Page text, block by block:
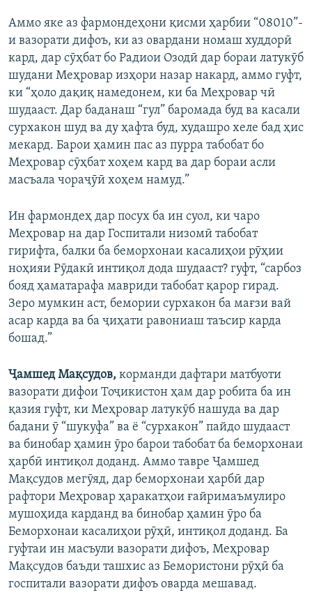
Аммо яке аз фармондеҳони қисми ҳарбии “08010”-
и вазорати дифоъ, ки аз овардани номаш худдорӣ
кард, дар сӯҳбат бо Радиои Озодӣ дар бораи латукӯб
шудани Меҳровар изҳори назар накард, аммо гуфт,
ки “ҳоло дақиқ намедонем, ки ба Меҳровар чӣ
шудааст. Дар баданаш “гул” баромада буд ва касали
сурхакон шуд ва ду ҳафта буд, худашро хеле бад ҳис
мекард. Барои ҳамин пас аз пурра табобат бо
Меҳровар сӯҳбат хоҳем кард ва дар бораи асли
масъала чораҷӯӣ хоҳем намуд.”
Ин фармондеҳ дар посух ба ин суол, ки чаро
Меҳровар на дар Госпитали низомӣ табобат
гирифта, балки ба беморхонаи касалиҳои рӯҳии
ноҳияи Рӯдакӣ интиқол дода шудааст? гуфт, “сарбоз
бояд ҳаматарафа мавриди табобат қарор гирад.
Зеро мумкин аст, бемории сурхакон ба мағзи вай
асар карда ва ба ҷиҳати равониаш таъсир карда
бошад.”
Ҷамшед Мақсудов, корманди дафтари матбуоти
вазорати дифои Тоҷикистон ҳам дар робита ба ин
қазия гуфт, ки Меҳровар латукӯб нашуда ва дар
бадани ӯ “шукуфа” ва ё “сурхакон” пайдо шудааст
ва бинобар ҳамин ӯро барои табобат ба беморхонаи
ҳарбӣ интиқол доданд. Аммо тавре Ҷамшед
Мақсудов мегӯяд, дар беморхонаи ҳарбӣ дар
рафтори Меҳровар ҳаракатҳои ғайримаъмулиро
мушоҳида карданд ва бинобар ҳамин ӯро ба
Беморхонаи касалиҳои рӯҳӣ, интиқол доданд. Ба
гуфтаи ин масъули вазорати дифоъ, Меҳровар
Мақсудов баъди ташхис аз Бемористони рӯҳӣ ба
госпитали вазорати дифоъ оварда мешавад.